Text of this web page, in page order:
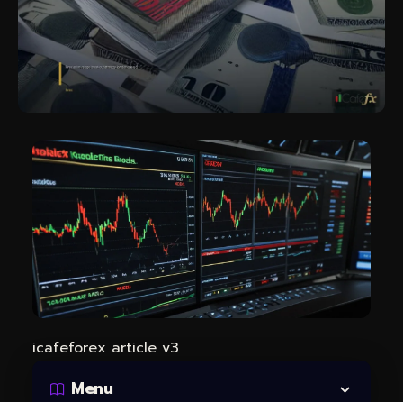
icafeforex article v3
Menu